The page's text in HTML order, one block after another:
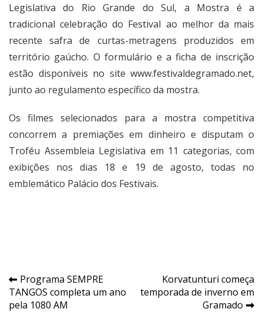
Legislativa do Rio Grande do Sul, a Mostra é a
tradicional celebração do Festival ao melhor da mais
recente safra de curtas-metragens produzidos em
território gaúcho. O formulário e a ficha de inscrição
estão disponíveis no site www.festivaldegramado.net,
junto ao regulamento específico da mostra.
Os filmes selecionados para a mostra competitiva
concorrem a premiações em dinheiro e disputam o
Troféu Assembleia Legislativa em 11 categorias, com
exibições nos dias 18 e 19 de agosto, todas no
emblemático Palácio dos Festivais.
Navegação
de
Programa SEMPRE
TANGOS completa um ano
pela 1080 AM
Korvatunturi começa
temporada de inverno em
Gramado